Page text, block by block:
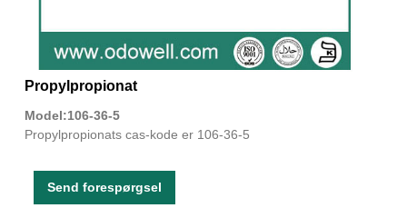
Propylpropionat
Model:106-36-5
Propylpropionats cas-kode er 106-36-5
Send forespørgsel